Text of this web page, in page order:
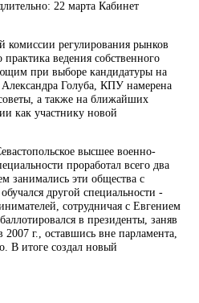
22 марта Кабинет
комиссии регулирования рынков
ведения собственного
при выборе кандидатуры на
Голуба, КПУ намерена
а также на ближайших
как участнику новой
высшее военно-
проработал всего два
эти общества с
другой специальности -
сотрудничая с Евгением
в президенты, заняв
г., оставшись вне парламента,
В итоге создал новый